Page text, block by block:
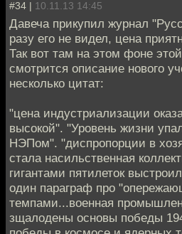
#34 | 10.11.13 14:45
Давеча прикупил журнал
разу его не видел, цена
Так вот там на этом фоне
смотрится описание нового
несколько цитат:
"цена индустриализации
высокой". "Уровень жизни
НЭПом". "диспропорции в
стала насильственная
гигантами пятилеток
один параграф про
темпами...военная
зщалодены основы победы